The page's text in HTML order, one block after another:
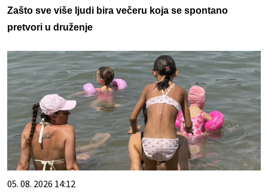
Zašto sve više ljudi bira večeru koja se spontano
pretvori u druženje
05. 08. 2026 14:12